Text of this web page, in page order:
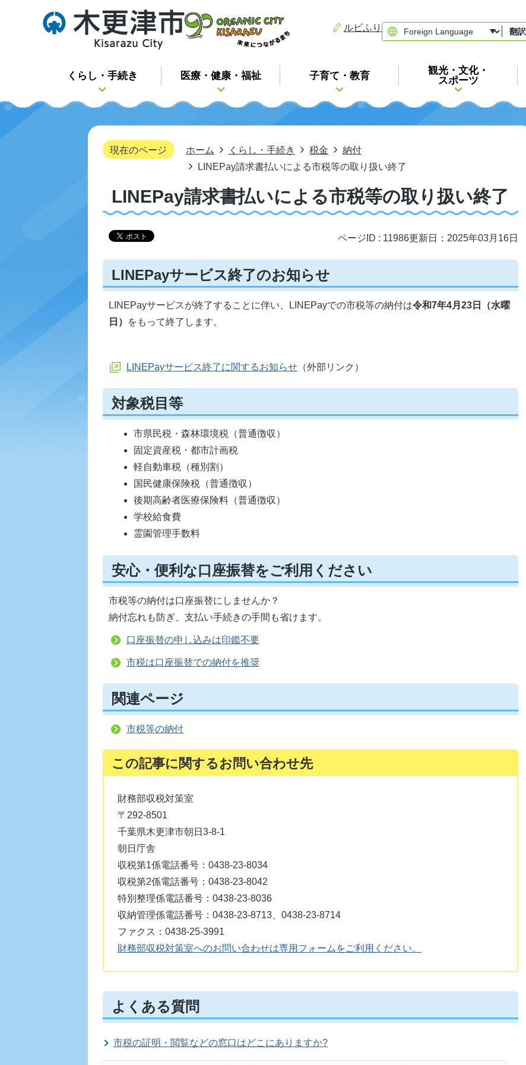
ルビふり 翻訳
くらし・手続き 医療・健康・福祉 子育て・教育
観光・文化・
スポーツ
現在のページ ホーム くらし・手続き 税金
納付
LINEPay請求書払いによる市税等の取り扱い終了
LINEPay請求書払いによる市税等の取り扱い終了
ページID : 11986更新日：2025年03月16日
LINEPayサービス終了のお知らせ
LINEPayサービスが終了することに伴い、LINEPayでの市税等の納付は令和7年4月23日（水曜
日）
をもって終了します。
LINEPayサービス終了に関するお知らせ （外部リンク）
対象税目等
市県民税・森林環境税（普通徴収）
固定資産税・都市計画税
軽自動車税（種別割）
国民健康保険税（普通徴収）
後期高齢者医療保険料（普通徴収）
学校給食費
霊園管理手数料
安心・便利な口座振替をご利用ください
市税等の納付は口座振替にしませんか？
納付忘れも防ぎ、支払い手続きの手間も省けます。
口座振替の申し込みは印鑑不要
市税は口座振替での納付を推奨
関連ページ
市税等の納付
この記事に関するお問い合わせ先
財務部収税対策室
〒292-8501
千葉県木更津市朝日3-8-1
朝日庁舎
収税第1係電話番号：0438-23-8034
収税第2係電話番号：0438-23-8042
特別整理係電話番号：0438-23-8036
収納管理係電話番号：0438-23-8713、0438-23-8714
ファクス：0438-25-3991
財務部収税対策室へのお問い合わせは専用フォームをご利用ください。
よくある質問
市税の証明・閲覧などの窓口はどこにありますか?